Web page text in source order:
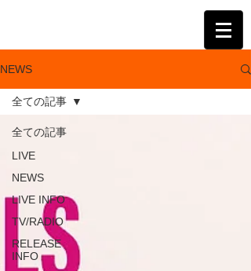
NEWS
全ての記事
LIVE
NEWS
LIVE INFO
TV/RADIO
RELEASE
INFO
全ての記事